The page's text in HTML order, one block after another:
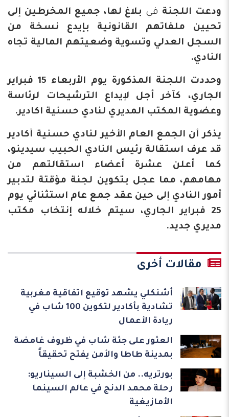
ودعت اللجنة في بلاغ لها، جميع المخرطين إلى
تحيين ملفاتهم القانونية بإيدع نسخة من
السجل العدلي وتسوية وضعيتهم المالية تجاه
النادي.
وحددت اللجنة المذكورة يوم الأربعاء 15 فبراير
الجاري، كآخر أجل لإيداع الترشيحات لرئاسة
وعضوية المكتب المديري لنادي حسنية اكادير.
يذكر أن الجمع العام الأخير لنادي حسنية أكادير
قد عرف استقالة رئيس النادي الحبيب سيدينو،
كما أعلن عشرة أعضاء استقالتهم من
مهامهم، مما عجل بتكوين لجنة مؤقتة لتدبير
أمور النادي إلى حين عقد جمع عام استثنائي يوم
25 فبراير الجاري، سيتم خلاله إنتخاب مكتب
مديري جديد.
مقالات أخرى
أشنكلي يشهد توقيع اتفاقية مغربية
تشادية بأكادير لتكوين 100 شاب في
ريادة الأعمال
العثور على جثة شاب في ظروف غامضة
بمدينة طاطا والأمن يفتح تحقيقاً
بورتريه.. من الخشبة إلى السيناريو:
رحلة محمد الدنج في عالم السينما
الأمازيغية